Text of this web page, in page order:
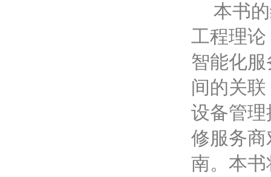
本书
工程理
智能化
间的关
设备管
修服务
南。本